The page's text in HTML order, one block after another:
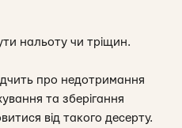
нальоту чи тріщин.
про недотримання
та зберігання
від такого десерту.